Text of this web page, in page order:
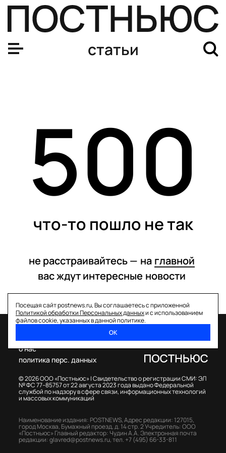
статьи
500
что-то пошло не так
не расстраивайтесь — на главной
вас ждут интересные новости
Посещая сайт postnews.ru, Вы соглашаетесь с приложенной
Политикой обработки Персональных данныхи с использованием
файлов cookie, указанных в данной политике.
ОК
© 2026 ООО «Постньюс» |Свидетельство о регистрации СМИ: ЭЛ
№ ФС 77–85757 от 22 августа 2023 года выдано Федеральной
службой по надзору в сфере связи, информационных технологий
и массовых коммуникаций
о нас
политика перс. данных
Наименование издания: POSTNEWS,Адрес редакции: 127015,
город Москва, Бумажный проезд, д. 14 стр. 2Учредитель: ООО
«Постньюс» Главный редактор: Чудин А.А.Электронная почта
редакции:glavred@postnews.ru,тел. +7 (495) 66-33-811